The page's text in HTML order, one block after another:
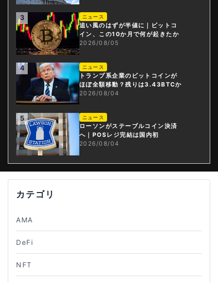
3 ニュース
追い風のはずが半値に｜ビットコ
イン、この10か月で何が起きたか
2026/08/05
4 ニュース
トランプ系企業のビットコインが
ほぼ全額移動？残りは3.43BTCか
2026/08/04
5 ニュース
ローソンがステーブルコイン決済
へ｜POSレジ完結は国内初
2026/08/04
カテゴリ
AMA
DeFi
NFT